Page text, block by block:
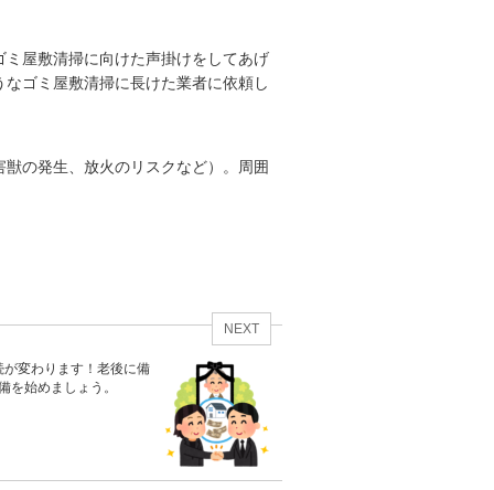
屋敷清掃に向けた声掛けをしてあげ
ゴミ屋敷清掃に長けた業者に依頼し
の発生、放火のリスクなど）。周囲
NEXT
が変わります！老後に備
を始めましょう。